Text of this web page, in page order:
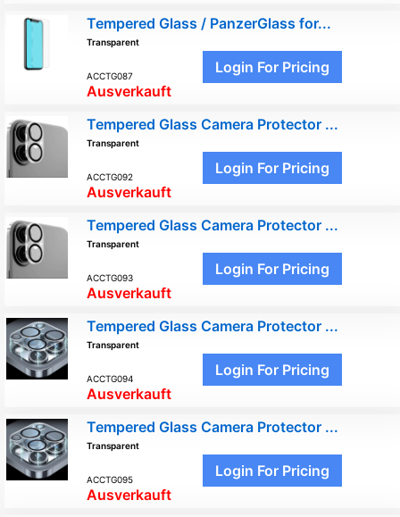
Tempered Glass / PanzerGlass for...
Transparent
ACCTG087
Ausverkauft
Login For Pricing
Tempered Glass Camera Protector ...
Transparent
ACCTG092
Ausverkauft
Login For Pricing
Tempered Glass Camera Protector ...
Transparent
ACCTG093
Ausverkauft
Login For Pricing
Tempered Glass Camera Protector ...
Transparent
ACCTG094
Ausverkauft
Login For Pricing
Tempered Glass Camera Protector ...
Transparent
ACCTG095
Ausverkauft
Login For Pricing